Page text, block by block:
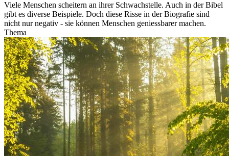
Viele Menschen scheitern an ihrer Schwachstelle. Auch in der Bibel
gibt es diverse Beispiele. Doch diese Risse in der Biografie sind
nicht nur negativ - sie können Menschen geniessbarer machen.
Thema